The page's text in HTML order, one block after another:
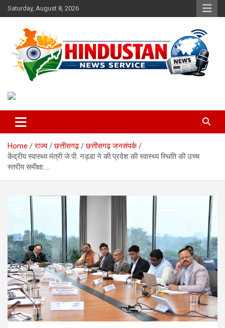
Skip
to
Saturday, August 8, 2026
Hindustan News Service
Home राज्य छत्तीसगढ़
छत्तीसगढ़ जनसंपर्क
केंद्रीय स्वास्थ्य मंत्री जे.पी. नड्डा ने की प्रदेश की स्वास्थ्य स्थिति की उच्च
स्तरीय समीक्षा…..